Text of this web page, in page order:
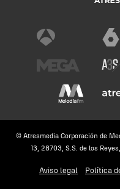
© Atresmedia Corporación de
13, 28703, S.S. de los
Aviso legal Política